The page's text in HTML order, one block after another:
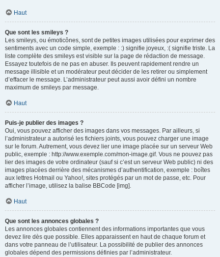
Haut
Que sont les smileys ?
Les smileys, ou émoticônes, sont de petites images utilisées pour exprimer des
sentiments avec un code simple, exemple : :) signifie joyeux, :( signifie triste. La
liste complète des smileys est visible sur la page de rédaction de message.
Essayez toutefois de ne pas en abuser. Ils peuvent rapidement rendre un
message illisible et un modérateur peut décider de les retirer ou simplement
d’effacer le message. L’administrateur peut aussi avoir défini un nombre
maximum de smileys par message.
Haut
Puis-je publier des images ?
Oui, vous pouvez afficher des images dans vos messages. Par ailleurs, si
l’administrateur a autorisé les fichiers joints, vous pouvez charger une image
sur le forum. Autrement, vous devez lier une image placée sur un serveur Web
public, exemple : http://www.exemple.com/mon-image.gif. Vous ne pouvez pas
lier des images de votre ordinateur (sauf si c’est un serveur Web public) ni des
images placées derrière des mécanismes d’authentification, exemple : boîtes
aux lettres Hotmail ou Yahoo!, sites protégés par un mot de passe, etc. Pour
afficher l’image, utilisez la balise BBCode [img].
Haut
Que sont les annonces globales ?
Les annonces globales contiennent des informations importantes que vous
devez lire dès que possible. Elles apparaissent en haut de chaque forum et
dans votre panneau de l’utilisateur. La possibilité de publier des annonces
globales dépend des permissions définies par l’administrateur.